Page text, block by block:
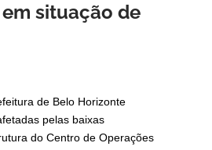
situação de
de Belo Horizonte
pelas baixas
do Centro de Operações